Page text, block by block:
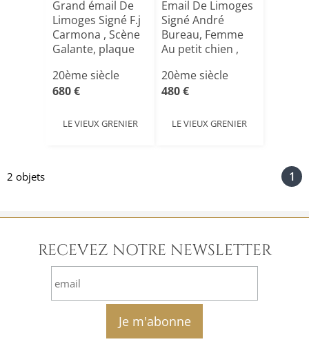
Grand émail De
Limoges Signé F.j
Carmona , Scène
Galante, plaque
20ème siècle
680 €
LE VIEUX GRENIER
Email De Limoges
Signé André
Bureau, Femme
Au petit chien ,
20ème siècle
480 €
LE VIEUX GRENIER
2 objets 1
RECEVEZ NOTRE NEWSLETTER
email